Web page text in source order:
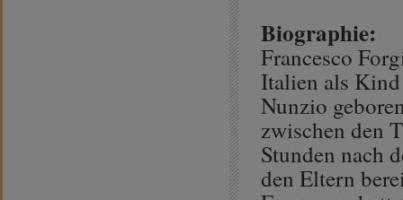
Biographie:
Francesco
Italien als
Nunzio
zwischen den
Stunden nach
den Eltern